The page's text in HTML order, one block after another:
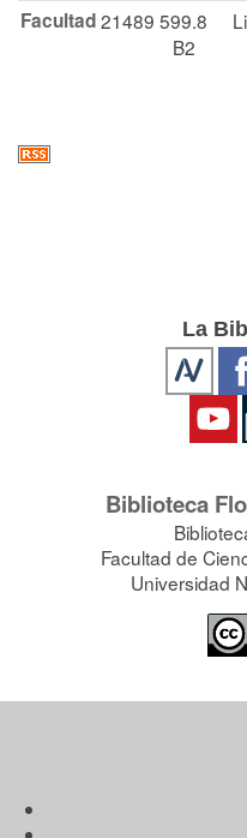
Facultad21489 599.8
B2
La
Biblioteca
Facultad de
Universidad